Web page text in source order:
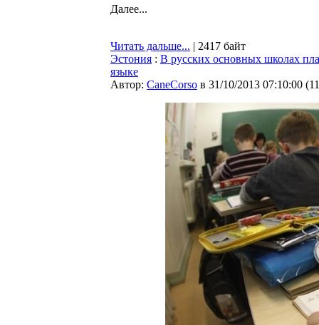
Далее...
Читать дальше... | 2417 байт
Эстония : В русских основных школах
языке
Автор: CaneCorso в 31/10/2013 07:10:00 (